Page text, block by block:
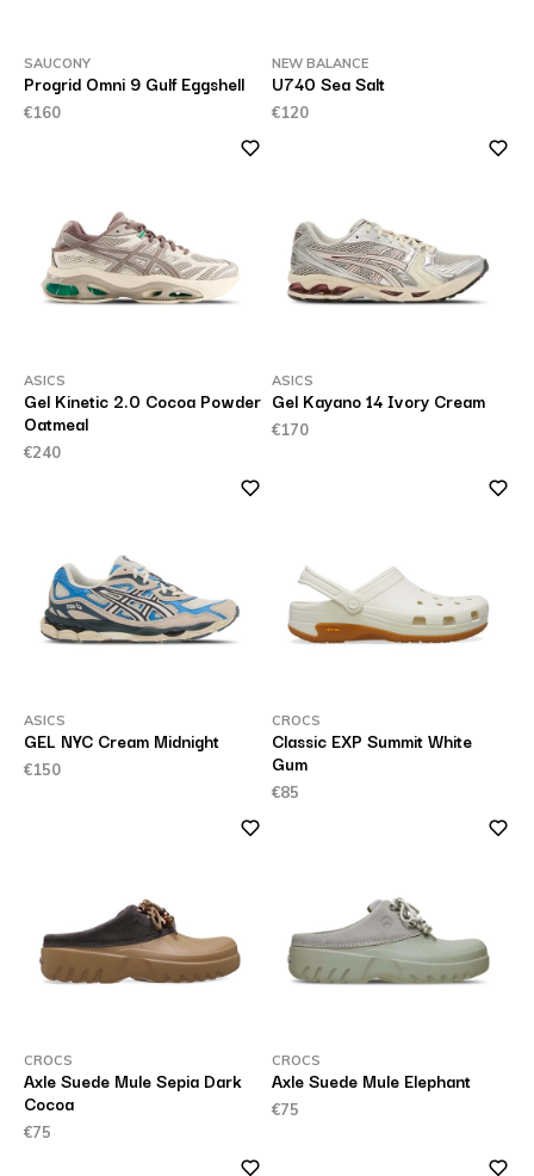
SAUCONY
Progrid Omni 9 Gulf Eggshell
€160
NEW BALANCE
U740 Sea Salt
€120
ASICS
Gel Kinetic 2.0 Cocoa Powder
Oatmeal
€240
ASICS
Gel Kayano 14 Ivory Cream
€170
ASICS
GEL NYC Cream Midnight
€150
CROCS
Classic EXP Summit White
Gum
€85
CROCS
Axle Suede Mule Sepia Dark
Cocoa
€75
CROCS
Axle Suede Mule Elephant
€75